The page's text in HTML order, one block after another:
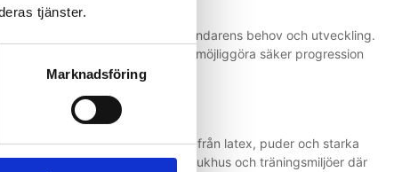
tjänster.
Marknadsföring
anpassa träningen efter användarens behov och utveckling.
Varje nivå ökar gradvis för att möjliggöra säker progression
alternativ. Banden är fria från latex, puder och starka
särskilt lämpliga för kliniker, sjukhus och träningsmiljöer där